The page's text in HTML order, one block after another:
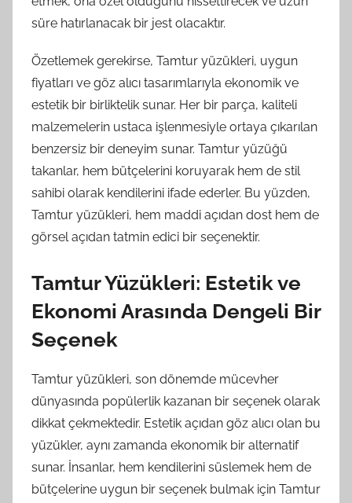
süre hatırlanacak bir jest olacaktır.
Özetlemek gerekirse, Tamtur yüzükleri, uygun
fiyatları ve göz alıcı tasarımlarıyla ekonomik ve
estetik bir birliktelik sunar. Her bir parça, kaliteli
malzemelerin ustaca işlenmesiyle ortaya çıkarılan
benzersiz bir deneyim sunar. Tamtur yüzüğü
takanlar, hem bütçelerini koruyarak hem de stil
sahibi olarak kendilerini ifade ederler. Bu yüzden,
Tamtur yüzükleri, hem maddi açıdan dost hem de
görsel açıdan tatmin edici bir seçenektir.
Tamtur Yüzükleri: Estetik ve
Ekonomi Arasında Dengeli Bir
Seçenek
Tamtur yüzükleri, son dönemde mücevher
dünyasında popülerlik kazanan bir seçenek olarak
dikkat çekmektedir. Estetik açıdan göz alıcı olan bu
yüzükler, aynı zamanda ekonomik bir alternatif
sunar. İnsanlar, hem kendilerini süslemek hem de
bütçelerine uygun bir seçenek bulmak için Tamtur